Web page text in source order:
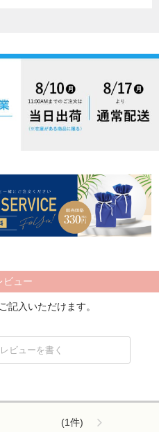
ビュー
記入いただけます。
ビューを書く
(1件)